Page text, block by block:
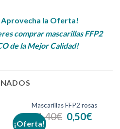
la Oferta!
comprar mascarillas FFP2
de la Mejor Calidad!
¡Oferta!
Mascarillas FFP2 rosas
1,40€ 0,50€